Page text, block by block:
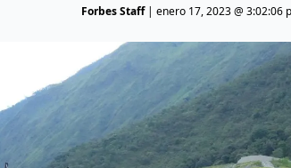
Forbes Staff| enero 17, 2023 @ 3:02:06